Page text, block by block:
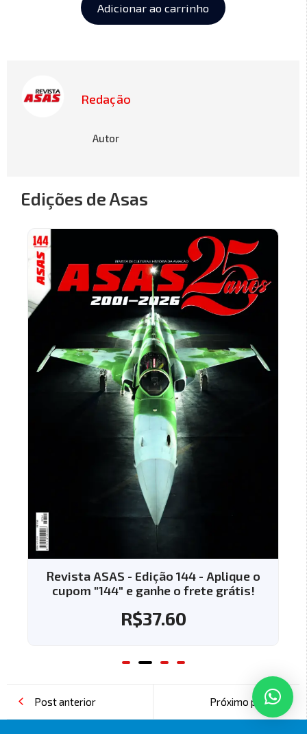
Adicionar ao carrinho
Redação
Autor
Edições de Asas
Revista ASAS - Edição 144 - Aplique o
cupom "144" e ganhe o frete grátis!
R$37.60
Post anterior Próximo post